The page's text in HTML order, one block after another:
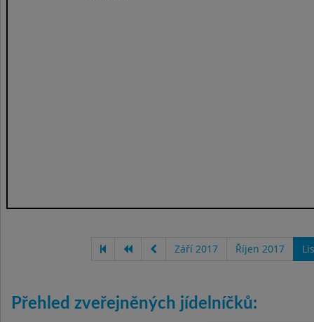
Září 2017 Říjen 2017
Přehled zveřejněných jídelníčků: